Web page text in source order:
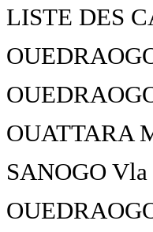
LISTE DES
OUATTARA
SANOGO Vla